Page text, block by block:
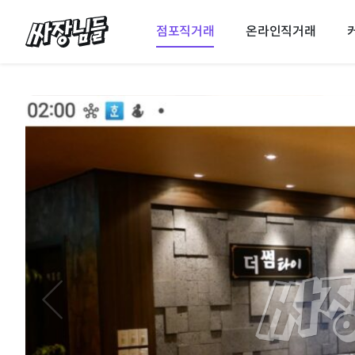
싸장님들 점포직거래 온라인직거래